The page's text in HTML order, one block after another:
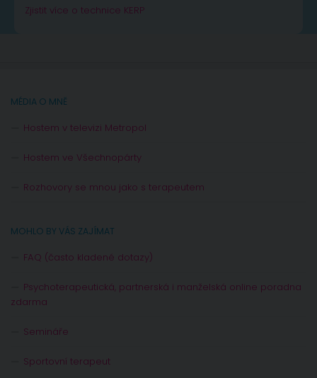
Zjistit více o technice KERP
MÉDIA O MNĚ
Hostem v televizi Metropol
Hostem ve Všechnopárty
Rozhovory se mnou jako s terapeutem
MOHLO BY VÁS ZAJÍMAT
FAQ (často kladené dotazy)
Psychoterapeutická, partnerská i manželská online poradna
zdarma
Semináře
Sportovní terapeut